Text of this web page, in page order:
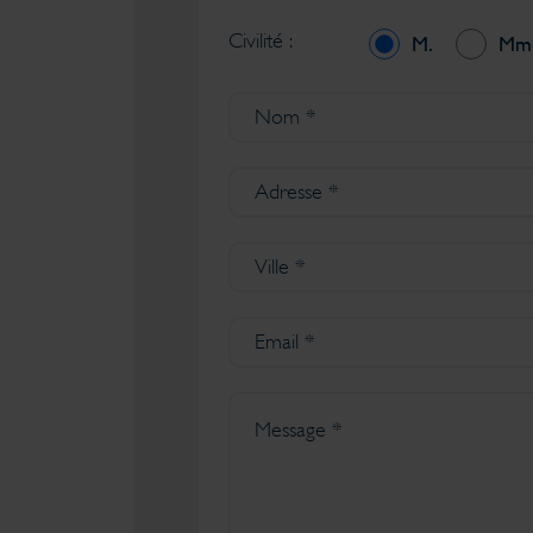
Civilité : M.